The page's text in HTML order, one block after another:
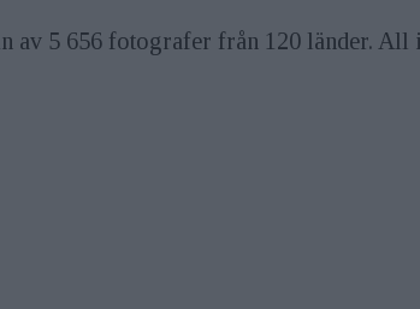
av 5 656 fotografer från 120 länder.